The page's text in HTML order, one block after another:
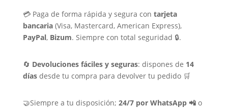
💳 Paga de forma rápida y segura con tarjeta
bancaria(Visa, Mastercard, American Express),
PayPal, Bizum. Siempre con total seguridad 🔒.
🔄 Devoluciones fáciles y seguras: dispones de 14
díasdesde tu compra para devolver tu pedido 🛒
🤝Siempre a tu disposición; 24/7 por WhatsApp 📲o